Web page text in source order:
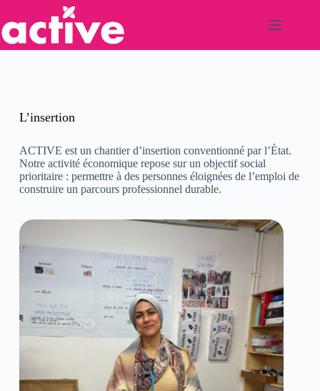
contenu
L’insertion
ACTIVE est un chantier d’insertion conventionné par l’État.
Notre activité économique repose sur un objectif social
prioritaire : permettre à des personnes éloignées de l’emploi de
construire un parcours professionnel durable.